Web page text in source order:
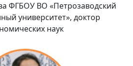
ФГБОУ ВО «Петрозаводский
университет», доктор
наук